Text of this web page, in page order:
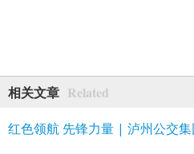
相关文章 Related